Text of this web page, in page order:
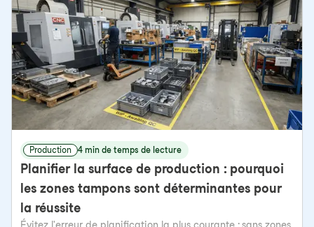
Production 4 min de temps de lecture
Planifier la surface de production : pourquoi
les zones tampons sont déterminantes pour
la réussite